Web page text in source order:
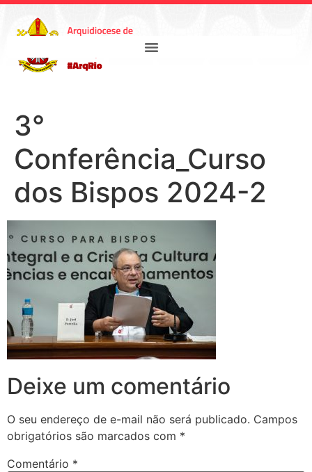
3°
Conferência_Curso
dos Bispos 2024-2
Deixe um comentário
O seu endereço de e-mail não será publicado. Campos
obrigatórios são marcados com *
Comentário *